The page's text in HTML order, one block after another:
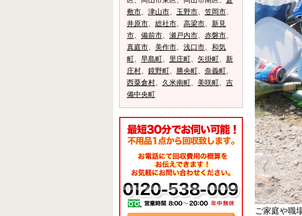
ご家庭や職
敷市、 津山市、 玉野市、 笠岡市、
井原市、 総社市、 高梁市、 新見
市、 備前市、 瀬戸内市、 赤磐市、
真庭市、 美作市、 浅口市、 和気
町、 早島町、 里庄町、 矢掛町、 新
庄村、 鏡野町、 勝央町、 奈義町、
西粟倉村、 久米南町、 美咲町、 吉
備中央町